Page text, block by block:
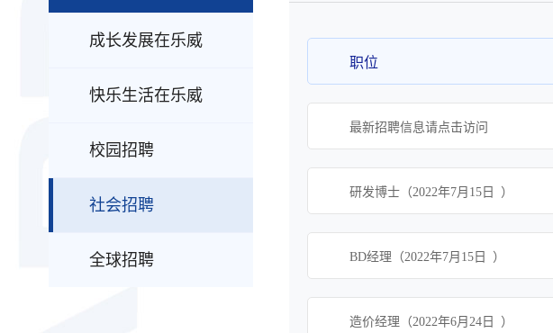
成长发展在乐威
快乐生活在乐威
校园招聘
社会招聘
全球招聘
职位
最新招聘信息请点击访问
研发博士（2022年7月15日 ）
BD经理（2022年7月15日 ）
造价经理（2022年6月24日 ）